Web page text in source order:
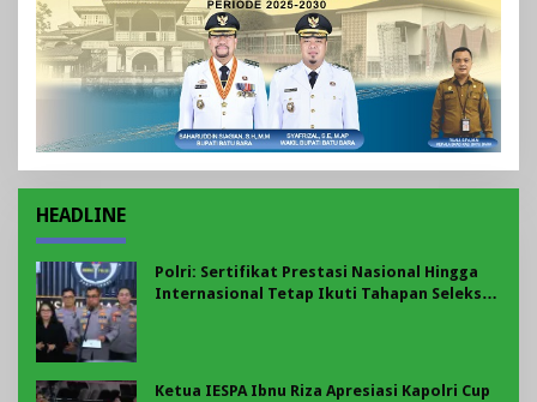
HEADLINE
Polri: Sertifikat Prestasi Nasional Hingga
Internasional Tetap Ikuti Tahapan Seleksi
Ketua IESPA Ibnu Riza Apresiasi Kapolri Cup